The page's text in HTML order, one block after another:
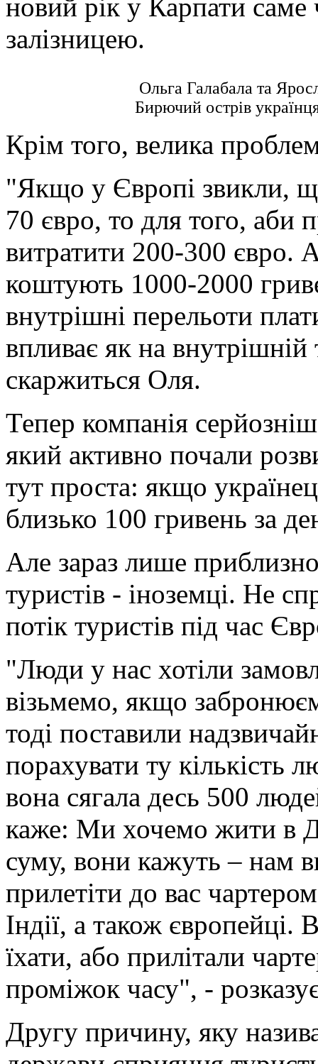
новий рік у Карпати саме
залізницею.
Ольга Галабала та
Бирючий острів
Крім того, велика
"Якщо у Європі звикли,
70 євро, то для того, аби
витратити 200-300 євро.
коштують 1000-2000
внутрішні перельоти
впливає як на внутрішній
скаржиться Оля.
Тепер компанія
який активно почали
тут проста: якщо
близько 100 гривень за
Але зараз лише
туристів - іноземці. Не
потік туристів під час
"Люди у нас хотіли
візьмемо, якщо
тоді поставили
порахувати ту кількість
вона сягала десь 500
каже: Ми хочемо жити в
суму, вони кажуть – нам
прилетіти до вас
Індії, а також європейці.
їхати, або прилітали
проміжок часу", -
Другу причину, яку